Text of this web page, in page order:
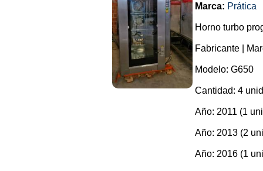
Marca: Prática
Horno turbo
Fabricante |
Modelo: G650
Cantidad: 4
Año: 2011 (1
Año: 2013 (2
Año: 2016 (1